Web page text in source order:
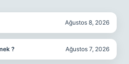
Ağustos 8, 2026
? Ağustos 7, 2026